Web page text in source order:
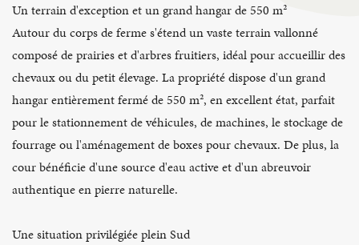
Un terrain d'exception et un grand hangar de 550 m²
Autour du corps de ferme s'étend un vaste terrain vallonné
composé de prairies et d'arbres fruitiers, idéal pour accueillir des
chevaux ou du petit élevage. La propriété dispose d'un grand
hangar entièrement fermé de 550 m², en excellent état, parfait
pour le stationnement de véhicules, de machines, le stockage de
fourrage ou l'aménagement de boxes pour chevaux. De plus, la
cour bénéficie d'une source d'eau active et d'un abreuvoir
authentique en pierre naturelle.
Une situation privilégiée plein Sud